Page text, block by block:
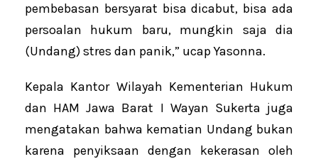
pembebasan bersyarat bisa dicabut, bisa ada
persoalan hukum baru, mungkin saja dia
(Undang) stres dan panik,” ucap Yasonna.
Kepala Kantor Wilayah Kementerian Hukum
dan HAM Jawa Barat I Wayan Sukerta juga
mengatakan bahwa kematian Undang bukan
karena penyiksaan dengan kekerasan oleh